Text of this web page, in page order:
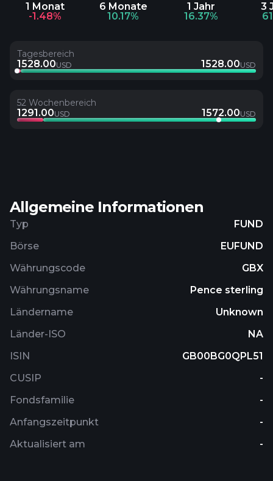
1 Monat
-1.48%
6 Monate
10.17%
1 Jahr
16.37%
3
Tagesbereich
1528.00USD 1528.00USD
52 Wochenbereich
1291.00USD 1572.00USD
Allgemeine Informationen
Typ
FUND
Börse
EUFUND
Währungscode
GBX
Währungsname
Pence sterling
Ländername
Unknown
Länder-ISO
NA
ISIN
GB00BG0QPL51
CUSIP
-
Fondsfamilie
-
Anfangszeitpunkt
-
Aktualisiert am
-